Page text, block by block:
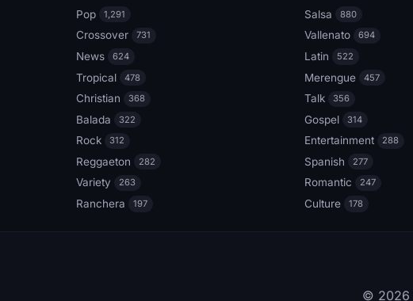
Pop 1,291 Salsa 880
Crossover 731 Vallenato 694
News 624 Latin 522
Tropical 478 Merengue 457
Christian 368 Talk 356
Balada 322 Gospel 314
Rock 312 Entertainment 288
Reggaeton 282 Spanish 277
Variety 263 Romantic 247
Ranchera 197 Culture 178
© 2026